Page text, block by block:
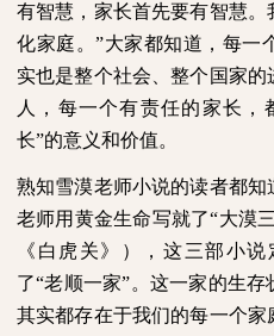
有智慧，家长首先要有智慧
化家庭。”大家都知道，每一
实也是整个社会、整个国家
人，每一个有责任的家长，
长”的意义和价值。
熟知雪漠老师小说的读者都
老师用黄金生命写就了“大漠
《白虎关》），这三部小
了“老顺一家”。这一家的生存
其实都存在于我们的每一个